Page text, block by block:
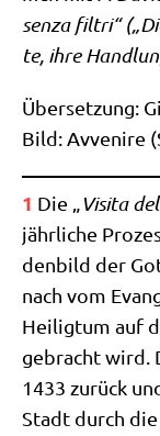
sen­za fil­tri“
te, ihre
Über­set­zung:
Bild: Avve­ni­re
1 Die „Visi­ta
jähr­li­che
den­bild der
nach vom
Hei­lig­tum auf
gebracht wird.
1433 zurück
Stadt durch